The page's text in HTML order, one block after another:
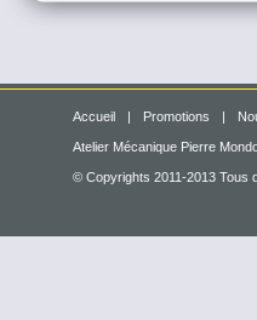
Accueil | Promotions |
Atelier Mécanique Pierre
© Copyrights 2011-2013 Tous